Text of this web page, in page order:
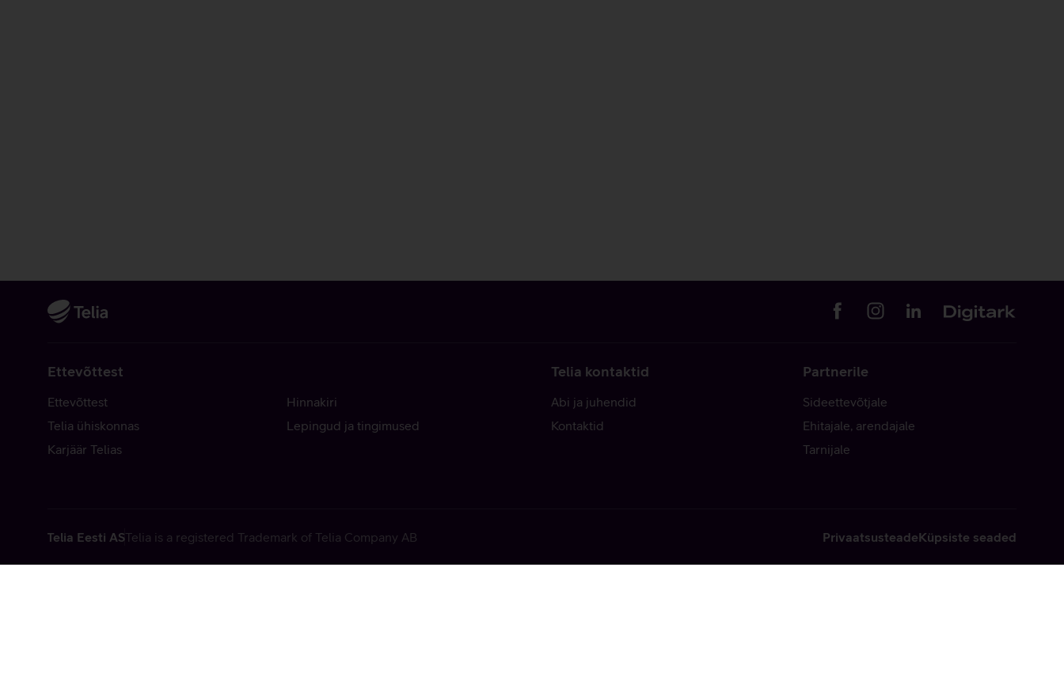
Ettevõttest
Ettevõttest
Telia ühiskonnas
Karjäär Telias
Hinnakiri
Lepingud ja tingimused
Telia kontaktid
Abi ja juhendid
Kontaktid
Partnerile
Sideettevõtjale
Ehitajale, arendajale
Tarnijale
Telia Eesti ASTelia is a registered Trademark of Telia Company AB PrivaatsusteadeKüpsiste seaded